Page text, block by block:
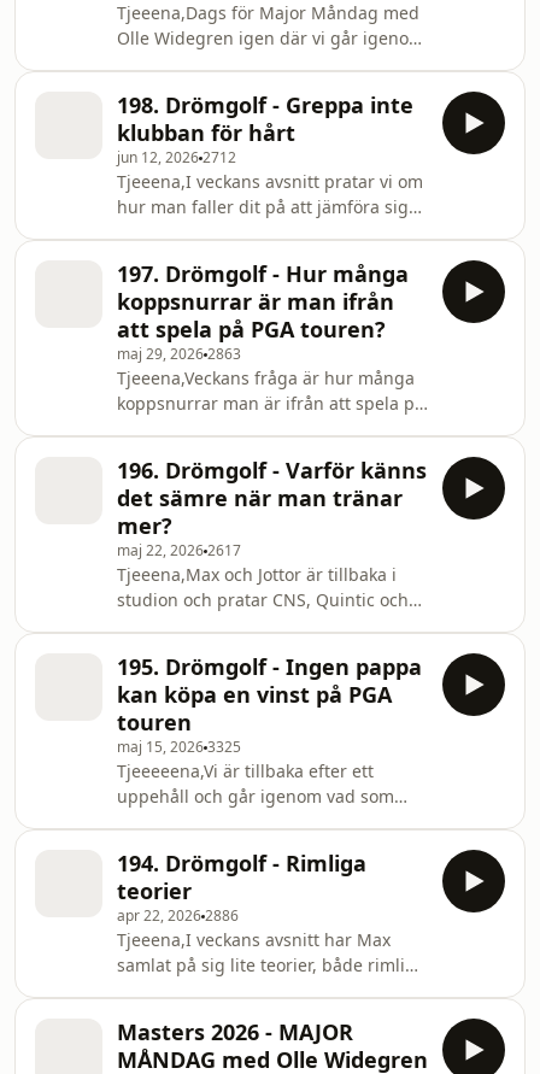
Tjeeena,Dags för Major Måndag med
Olle Widegren igen där vi går igenom
rabattkod DRÖMGOLF:
https://outofbounds.se/dromgolf?
rabatt med koden DRÖMGOLF hos
https://premiumgolf.se/Följ oss på
instagram:
https://www.instagram.com/dromgolfpod/
p
198. Drömgolf - Greppa inte
klubban för hårt
jun 12, 20262712
Tjeeena,I veckans avsnitt pratar vi om
hur man faller dit på att jämföra sig
bollen.Boka din nästa golfresa hos
Out of Bounds med rabattkod
DRÖMGOLF:
https://outofbounds.se/dromgolf?
rabatt med koden DRÖMGOLF hos
https://premiumgolf.se/Följ
197. Drömgolf - Hur många
koppsnurrar är man ifrån
att spela på PGA touren?
maj 29, 20262863
Tjeeena,Veckans fråga är hur många
koppsnurrar man är ifrån att spela på
golfresa hos Out of Bounds med
rabattkod DRÖMGOLF:
https://outofbounds.se/dromgolf?
rabatt med koden DRÖMGOLF hos
https://premiumgolf.se/Följ oss på
instagram: http
196. Drömgolf - Varför känns
det sämre när man tränar
mer?
maj 22, 20262617
Tjeeena,Max och Jottor är tillbaka i
studion och pratar CNS, Quintic och
golfresa hos Out of Bounds med
rabattkod DRÖMGOLF:
https://outofbounds.se/dromgolf?
rabatt med koden DRÖMGOLF hos
https://premiumgolf.se/Följ oss på
instagram: https://www.instag
195. Drömgolf - Ingen pappa
kan köpa en vinst på PGA
touren
maj 15, 20263325
Tjeeeeena,Vi är tillbaka efter ett
uppehåll och går igenom vad som
miljardär?Boka din nästa golfresa hos
Out of Bounds med rabattkod
DRÖMGOLF:
https://outofbounds.se/dromgolf?
rabatt med koden DRÖMGOLF hos
https://premiumgolf.se/Följ oss på
instagra
194. Drömgolf - Rimliga
teorier
apr 22, 20262886
Tjeeena,I veckans avsnitt har Max
samlat på sig lite teorier, både rimliga
DRÖMGOLF:
https://outofbounds.se/dromgolf?
Masters 2026 - MAJOR
MÅNDAG med Olle Widegren